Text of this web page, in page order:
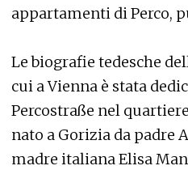
appartamenti di Perco,
Le biografie tedesche
cui a Vienna è stata
Percostraße nel
nato a Gorizia da padre
madre italiana Elisa